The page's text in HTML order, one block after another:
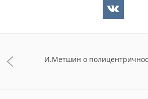
И.Метшин о